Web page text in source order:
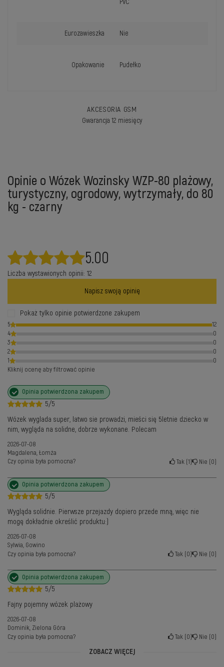
PVC
Eurozawieszka Nie
Opakowanie Pudełko
AKCESORIA GSM
Gwarancja 12 miesięcy
Opinie o Wózek Wozinsky WZP-80 plażowy,
turystyczny, ogrodowy, wytrzymały, do 80
kg - czarny
5.00
Liczba wystawionych opinii: 12
Napisz swoją opinię
Pokaż tylko opinie potwierdzone zakupem
5
12
4
0
3
0
2
0
1
0
Kliknij ocenę aby filtrować opinie
5/5
Opinia potwierdzona zakupem
Wózek wyglada super, latwo sie prowadzi, mieści się 5letnie dziecko w
nim, wygląda na solidne, dobrze wykonane. Polecam
2026-07-08
Magdalena, Łomża
Czy opinia była pomocna?
Tak 1 Nie 0
5/5
Opinia potwierdzona zakupem
Wygląda solidnie. Pierwsze przejazdy dopiero przede mną, więc nie
mogę dokładnie określić produktu:)
2026-07-08
Sylwia, Gowino
Czy opinia była pomocna?
Tak 0 Nie 0
5/5
Opinia potwierdzona zakupem
Fajny pojemny wózek plażowy
2026-07-08
Dominik, Zielona Góra
Czy opinia była pomocna?
Tak 0 Nie 0
ZOBACZ WIĘCEJ